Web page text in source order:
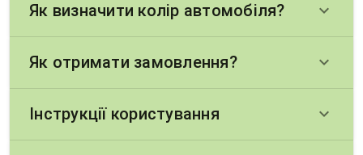
Як визначити колір автомобіля? keyboard_arrow_down
Як отримати замовлення? keyboard_arrow_down
Інструкції користування keyboard_arrow_down